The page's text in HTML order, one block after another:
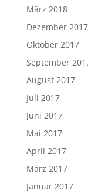
März 2018
Dezember 2017
Oktober 2017
September
August 2017
Juli 2017
Juni 2017
Mai 2017
April 2017
März 2017
Januar 2017